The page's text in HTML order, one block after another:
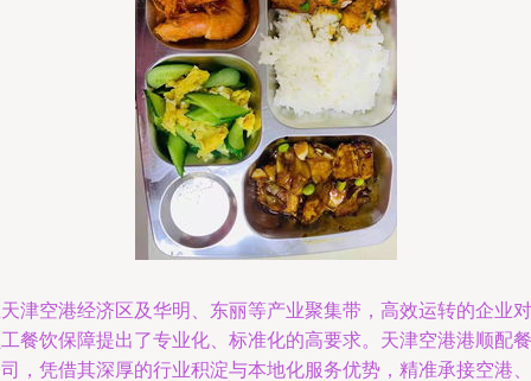
津空港经济区及华明、东丽等产业聚集带，高效运转的企业对
餐饮保障提出了专业化、标准化的高要求。天津空港港顺配餐
，凭借其深厚的行业积淀与本地化服务优势，精准承接空港、